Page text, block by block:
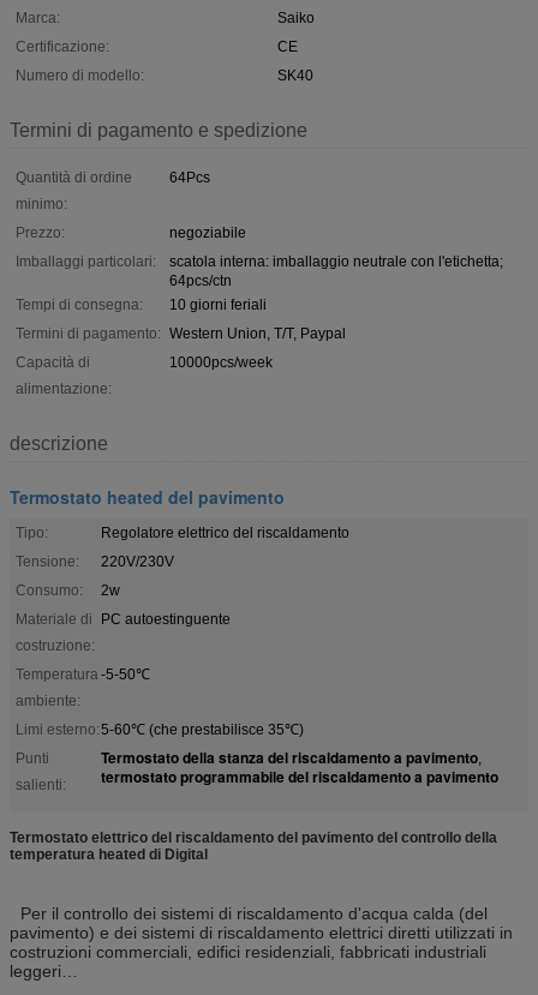
Marca:
Saiko
Certificazione:
CE
Numero di modello:
SK40
Termini di pagamento e spedizione
Quantità di ordine
minimo:
64Pcs
Prezzo:
negoziabile
Imballaggi particolari:
scatola interna: imballaggio neutrale con l'etichetta;
64pcs/ctn
Tempi di consegna:
10 giorni feriali
Termini di pagamento: Western Union, T/T, Paypal
Capacità di
alimentazione:
10000pcs/week
descrizione
Termostato heated del pavimento
Tipo:
Regolatore elettrico del riscaldamento
Tensione:
220V/230V
Consumo:
2w
Materiale di
costruzione:
PC autoestinguente
Temperatura
ambiente:
-5-50℃
Limi esterno:5-60℃ (che prestabilisce 35℃)
Punti
salienti:
Termostato della stanza del riscaldamento a pavimento,
termostato programmabile del riscaldamento a pavimento
Termostato elettrico del riscaldamento del pavimento del controllo della
temperatura heated di Digital
Per il controllo dei sistemi di riscaldamento d'acqua calda (del
pavimento) e dei sistemi di riscaldamento elettrici diretti utilizzati in
costruzioni commerciali, edifici residenziali, fabbricati industriali
leggeri…